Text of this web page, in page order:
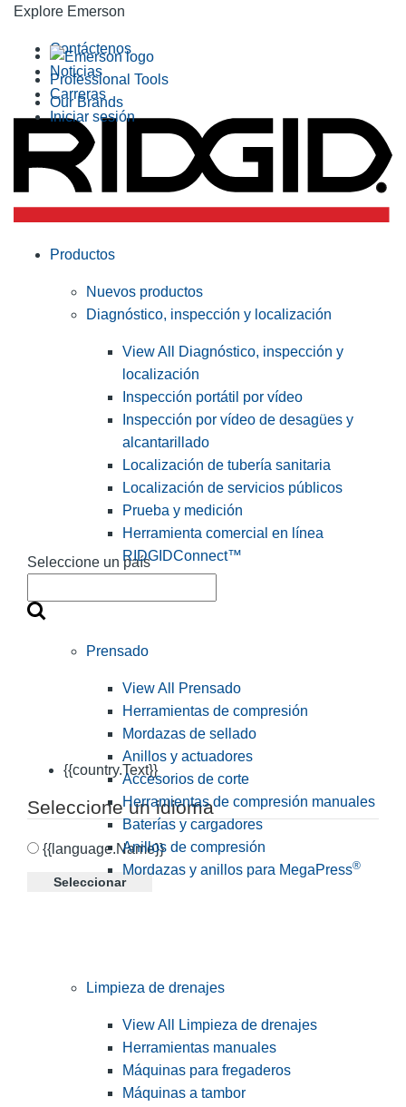
Explore Emerson
Professional Tools
Our Brands
Contáctenos
Noticias
Carreras
Iniciar sesión
Seleccione un país
{{country.Text}}
Seleccione un idioma
{{language.Name}}
Seleccionar
Productos
Nuevos productos
Diagnóstico, inspección y localización
View All Diagnóstico, inspección y
localización
Inspección portátil por vídeo
Inspección por vídeo de desagües y
alcantarillado
Localización de tubería sanitaria
Localización de servicios públicos
Prueba y medición
Herramienta comercial en línea
RIDGIDConnect™
Prensado
View All Prensado
Herramientas de compresión
Mordazas de sellado
Anillos y actuadores
Accesorios de corte
Herramientas de compresión manuales
Baterías y cargadores
Anillos de compresión
Mordazas y anillos para MegaPress®
Limpieza de drenajes
View All Limpieza de drenajes
Herramientas manuales
Máquinas para fregaderos
Máquinas a tambor